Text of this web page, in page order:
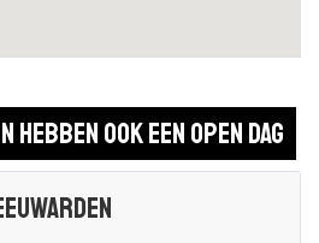
ook een open dag